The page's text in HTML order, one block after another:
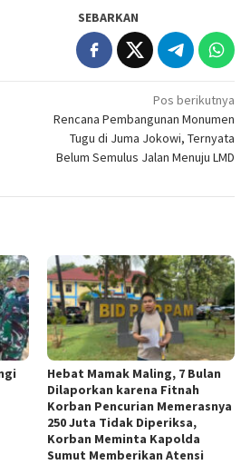
SEBARKAN
Pos berikutnya
Rencana Pembangunan Monumen
Tugu di Juma Jokowi, Ternyata
Belum Semulus Jalan Menuju LMD
Hebat Mamak Maling, 7 Bulan
Dilaporkan karena Fitnah
Korban Pencurian Memerasnya
250 Juta Tidak Diperiksa,
Korban Meminta Kapolda
Sumut Memberikan Atensi